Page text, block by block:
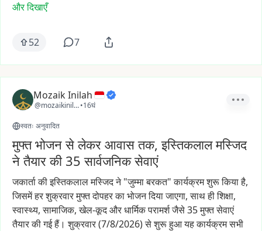
और दिखाएँ
52 7
Mozaik Inilah
@mozaikinilah•16घं
स्वतः अनुवादित
मुफ्त भोजन से लेकर आवास तक, इस्तिकलाल मस्जिद
ने तैयार की 35 सार्वजनिक सेवाएं
जकार्ताकीइस्तिकलालमस्जिदने "जुम्माबरकत" कार्यक्रमशुरूकियाहै,
जिसमेंहरशुक्रवारमुफ्तदोपहरकाभोजनदियाजाएगा, साथहीशिक्षा,
स्वास्थ्य, सामाजिक, खेल-कूदऔरधार्मिकपरामर्शजैसे35मुफ्तसेवाएं
तैयारकीगईहैं। शुक्रवार(7/8/2026)सेशुरूहुआयहकार्यक्रमसभी